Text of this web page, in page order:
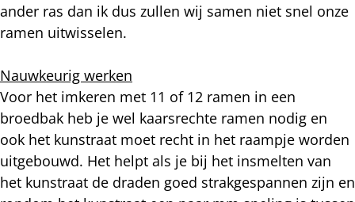
ander ras dan ik dus zullen wij samen niet snel onze
ramen uitwisselen.
Nauwkeurig werken
Voor het imkeren met 11 of 12 ramen in een
broedbak heb je wel kaarsrechte ramen nodig en
ook het kunstraat moet recht in het raampje worden
uitgebouwd. Het helpt als je bij het insmelten van
het kunstraat de draden goed strakgespannen zijn en